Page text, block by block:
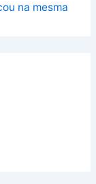
na mesma